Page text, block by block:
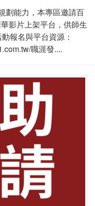
劃能力，本專區邀請百
影片上架平台，供師生
報名與平台資源：
職涯發....